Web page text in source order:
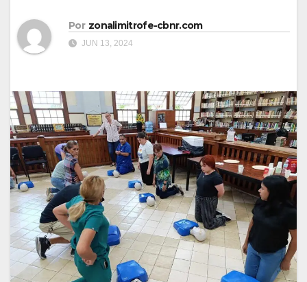
Por zonalimitrofe-cbnr.com
JUN 13, 2024